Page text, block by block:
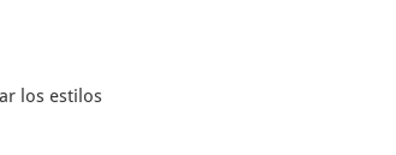
los estilos